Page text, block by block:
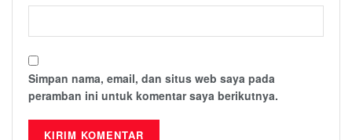
Simpan nama, email, dan situs web saya pada
peramban ini untuk komentar saya berikutnya.